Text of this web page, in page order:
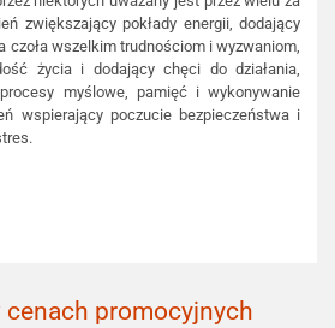
zwiększający pokłady energii, dodający
czoła wszelkim trudnościom i wyzwaniom,
życia i dodający chęci do działania,
myślowe, pamięć i wykonywanie
wspierający poczucie bezpieczeństwa i
cenach promocyjnych